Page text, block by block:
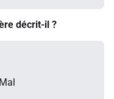
décrit-il ?